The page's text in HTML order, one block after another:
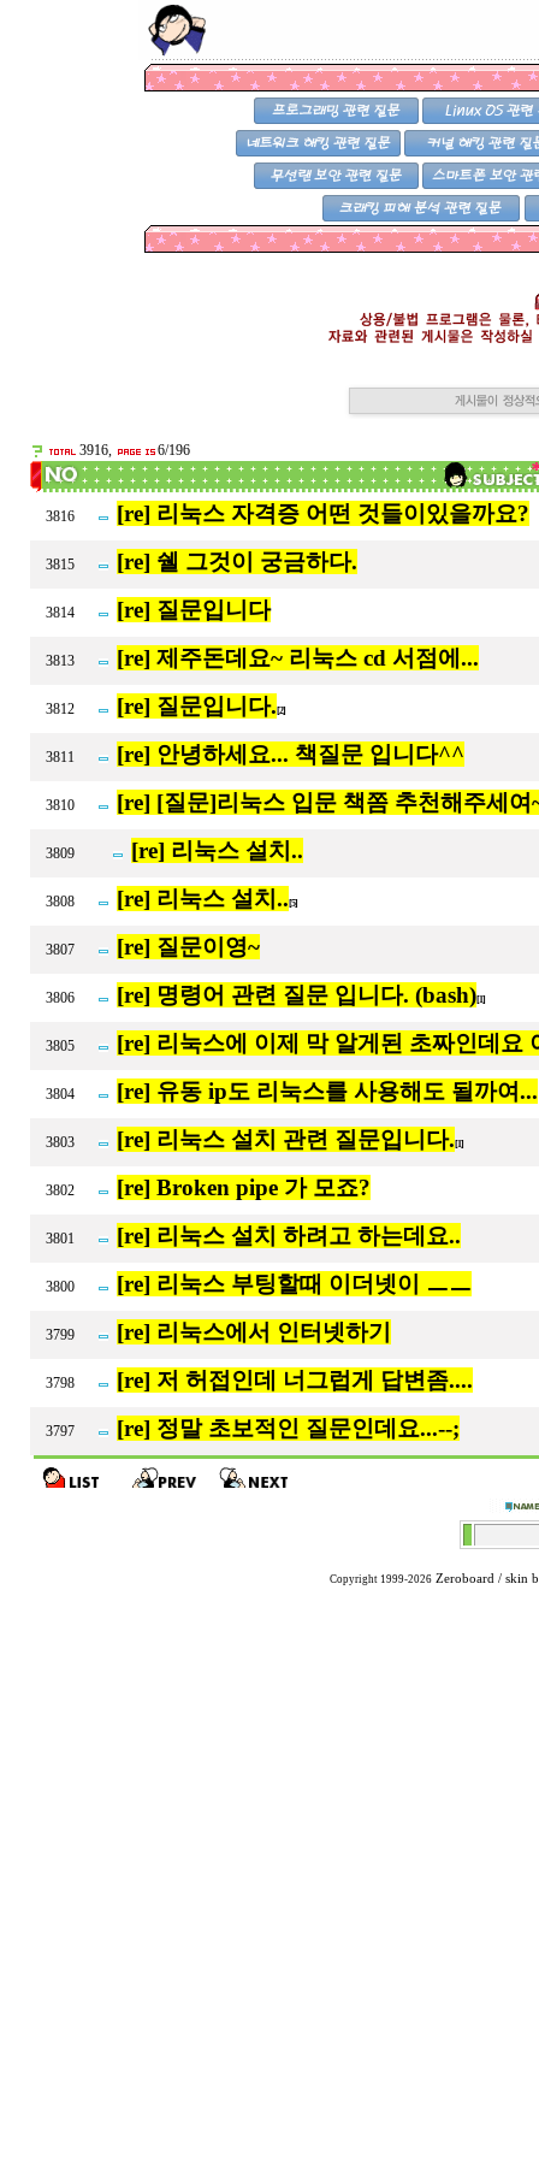
3916, 6/196
3816 [re] 리눅스 자격증 어떤 것들이있을까요?
3815 [re] 쉘 그것이 궁금하다.
3814 [re] 질문입니다
3813 [re] 제주돈데요~ 리눅스 cd 서점에...
3812 [re] 질문입니다. [2]
3811 [re] 안녕하세요... 책질문 입니다^^
3810 [re] [질문]리눅스 입문 책쫌 추천해주세여
3809 [re] 리눅스 설치..
3808 [re] 리눅스 설치.. [5]
3807 [re] 질문이영~
3806 [re] 명령어 관련 질문 입니다. (bash)[1]
3805 [re] 리눅스에 이제 막 알게된 초짜인데요
3804 [re] 유동 ip도 리눅스를 사용해도 될까여...
3803 [re] 리눅스 설치 관련 질문입니다. [1]
3802 [re] Broken pipe 가 모죠?
3801 [re] 리눅스 설치 하려고 하는데요..
3800 [re] 리눅스 부팅할때 이더넷이 ㅡㅡ
3799 [re] 리눅스에서 인터넷하기
3798 [re] 저 허접인데 너그럽게 답변좀....
3797 [re] 정말 초보적인 질문인데요...--;
Copyright 1999-2026 Zeroboard / skin